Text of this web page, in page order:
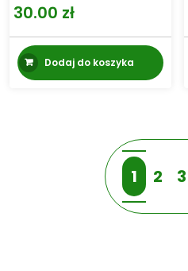
30.00 zł
Dodaj do koszyka
1 2 3